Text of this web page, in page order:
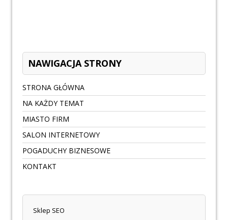
NAWIGACJA STRONY
STRONA GŁÓWNA
NA KAŻDY TEMAT
MIASTO FIRM
SALON INTERNETOWY
POGADUCHY BIZNESOWE
KONTAKT
Sklep SEO